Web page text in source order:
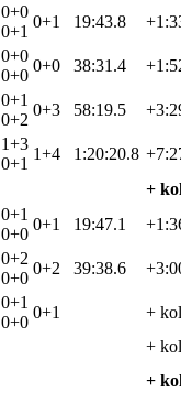
0+0
0+1
0+1 19:43.8
0+0
0+0
0+0 38:31.4
0+1
0+2
0+3 58:19.5
1+3
0+1
1+4 1:20:20.8
+
0+1
0+0
0+1 19:47.1
0+2
0+0
0+2 39:38.6
0+1
0+0
0+1
+
+
+